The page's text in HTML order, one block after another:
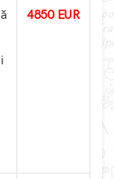
4850 EUR